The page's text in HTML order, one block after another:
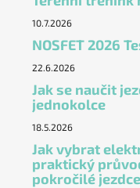
10.7.2026
NOSFET 2026
22.6.2026
Jak se naučit
jednokolce
18.5.2026
Jak vybrat
praktický
pokročilé jezdce